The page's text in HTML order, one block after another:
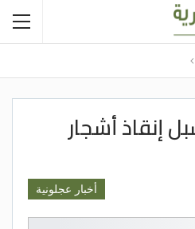
إنقاذ أشجار
أخبار عجلونية